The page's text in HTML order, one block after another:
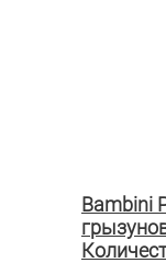
Bambini